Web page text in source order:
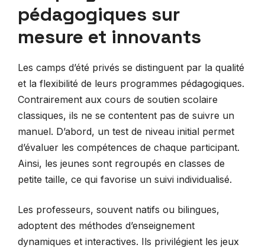
pédagogiques sur
mesure et innovants
Les camps d’été privés se distinguent par la qualité
et la flexibilité de leurs programmes pédagogiques.
Contrairement aux cours de soutien scolaire
classiques, ils ne se contentent pas de suivre un
manuel. D’abord, un test de niveau initial permet
d’évaluer les compétences de chaque participant.
Ainsi, les jeunes sont regroupés en classes de
petite taille, ce qui favorise un suivi individualisé.
Les professeurs, souvent natifs ou bilingues,
adoptent des méthodes d’enseignement
dynamiques et interactives. Ils privilégient les jeux